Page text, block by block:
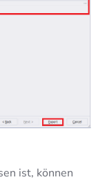
ist, können